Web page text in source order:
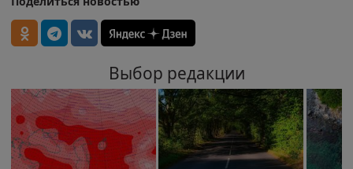
Выбор редакции